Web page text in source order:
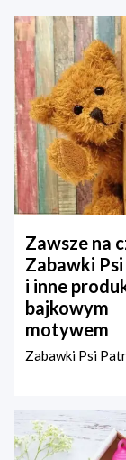
Zawsze na
Zabawki
i inne
bajkowym
motywem
Zabawki Psi